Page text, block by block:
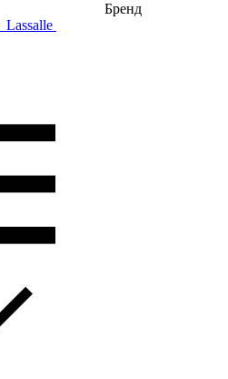
Бренд
Lassalle